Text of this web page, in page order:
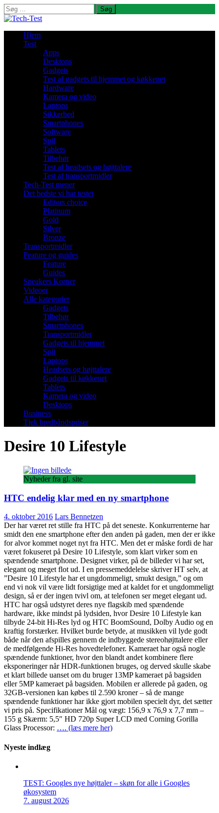
Søg
efter:
Hjem
Test
Apps
Desktops
Gadgets
Test af gadgets til hjemmet og køkkenet
Hardware
Kamera og video
Laptops
Sikkerhed
Smartphones
Software
Spil
Tablets
Tilbehør
Test af headsets og højttalere
Test af transportmidler
Tech-Test mener
Det bedste vi har testet
Editors choice
Platinum
Gold
Silver
Bronze
Transportmidler
Feature og guides
Feature
Guides
Speakers Korner
Videoer
Alle kategorier
Gadgets
Tilbehør
Smartphones
Transportmidler
Gadgets til hjemmet
Spil
Laptops
Headsets og højttalere
Gadgets til køkkenet
Tablets
Kamera og video
Desktops
Business
Tjek bredbåndspriser
Desire 10 Lifestyle
Nyheder fra gl. site
HTC endelig klar med en ny smartphone
4. oktober 2016 Lars Bennetzen
Der har været ret stille fra HTC på det seneste. Konkurrenterne har
smidt den ene smartphone efter den anden på gaden, men der er ikke
for alvor kommet noget nyt fra HTC. Men det er måske fordi de har
været fokuseret på Desire 10 Lifestyle, som klart virker som en
spændende smartphone. Designet virker, på de billeder vi har set,
elegant og meget flot ud. I en pressemeddelelse skriver HT selv, at
”Desire 10 Lifestyle har et ungdommeligt, smukt design,” og om
end vi nok vil være lidt forsigtige med at kaldet for et ungdommeligt
design, så er der ingen tvivl om, at telefonen ser meget elegant ud.
HTC har også udstyret deres nye flagskib med spændende
hardware, ikke mindst på lydsiden, hvor Desire 10 Lifestyle kan
tilbyde 24-bit Hi-Res lyd og HTC BoomSound, Dolby Audio og en
kraftig forstærker. Hvilket burde betyde, at musikken vil lyde godt
både når den afspilles gennem de indbyggede stereohøjttalere eller
de medfølgende Hi-Res hovedtelefoner. Kameraet har også nogle
spændende funktioner, hvor den blandt andet kombinere flere
eksponeringer når HDR-funktionen bruges, og derved skulle skabe
et klart billede uanset om du bruger 13MP kameraet på bagsiden
eller 5MP kameraet på bagsiden. Mobilen er allerede på gaden, og
32GB-versionen kan købes til 2.590 kroner – så de mange
spændende funktioner har ikke gjort mobilen specielt dyr, det sætter
vi pris på. Specifikationer Mål og vægt: 156,9 x 76,9 x 7,7 mm –
155 g Skærm: 5,5″ HD 720p Super LCD med Corning Gorilla
Glass Processor: …. (læs mere her)
Nyeste indlæg
TEST: Googles nye højttaler – skøn for alle i Googles
økosystem
7. august 2026